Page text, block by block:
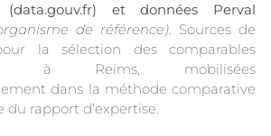
et données Perval
de référence). Sources de
la sélection des comparables
à Reims, mobilisées
dans la méthode comparative
rapport d’expertise.